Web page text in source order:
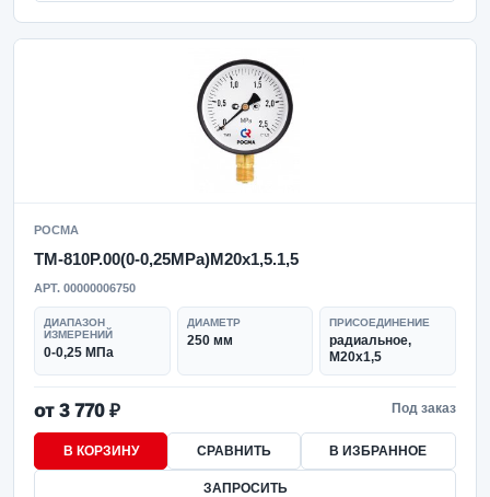
РОСМА
ТМ-810Р.00(0-0,25MPa)M20x1,5.1,5
АРТ. 00000006750
ДИАПАЗОН
ИЗМЕРЕНИЙ
0-0,25 МПа
ДИАМЕТР
250 мм
ПРИСОЕДИНЕНИЕ
радиальное,
M20x1,5
от 3 770 ₽ Под заказ
В КОРЗИНУ СРАВНИТЬ В ИЗБРАННОЕ
ЗАПРОСИТЬ